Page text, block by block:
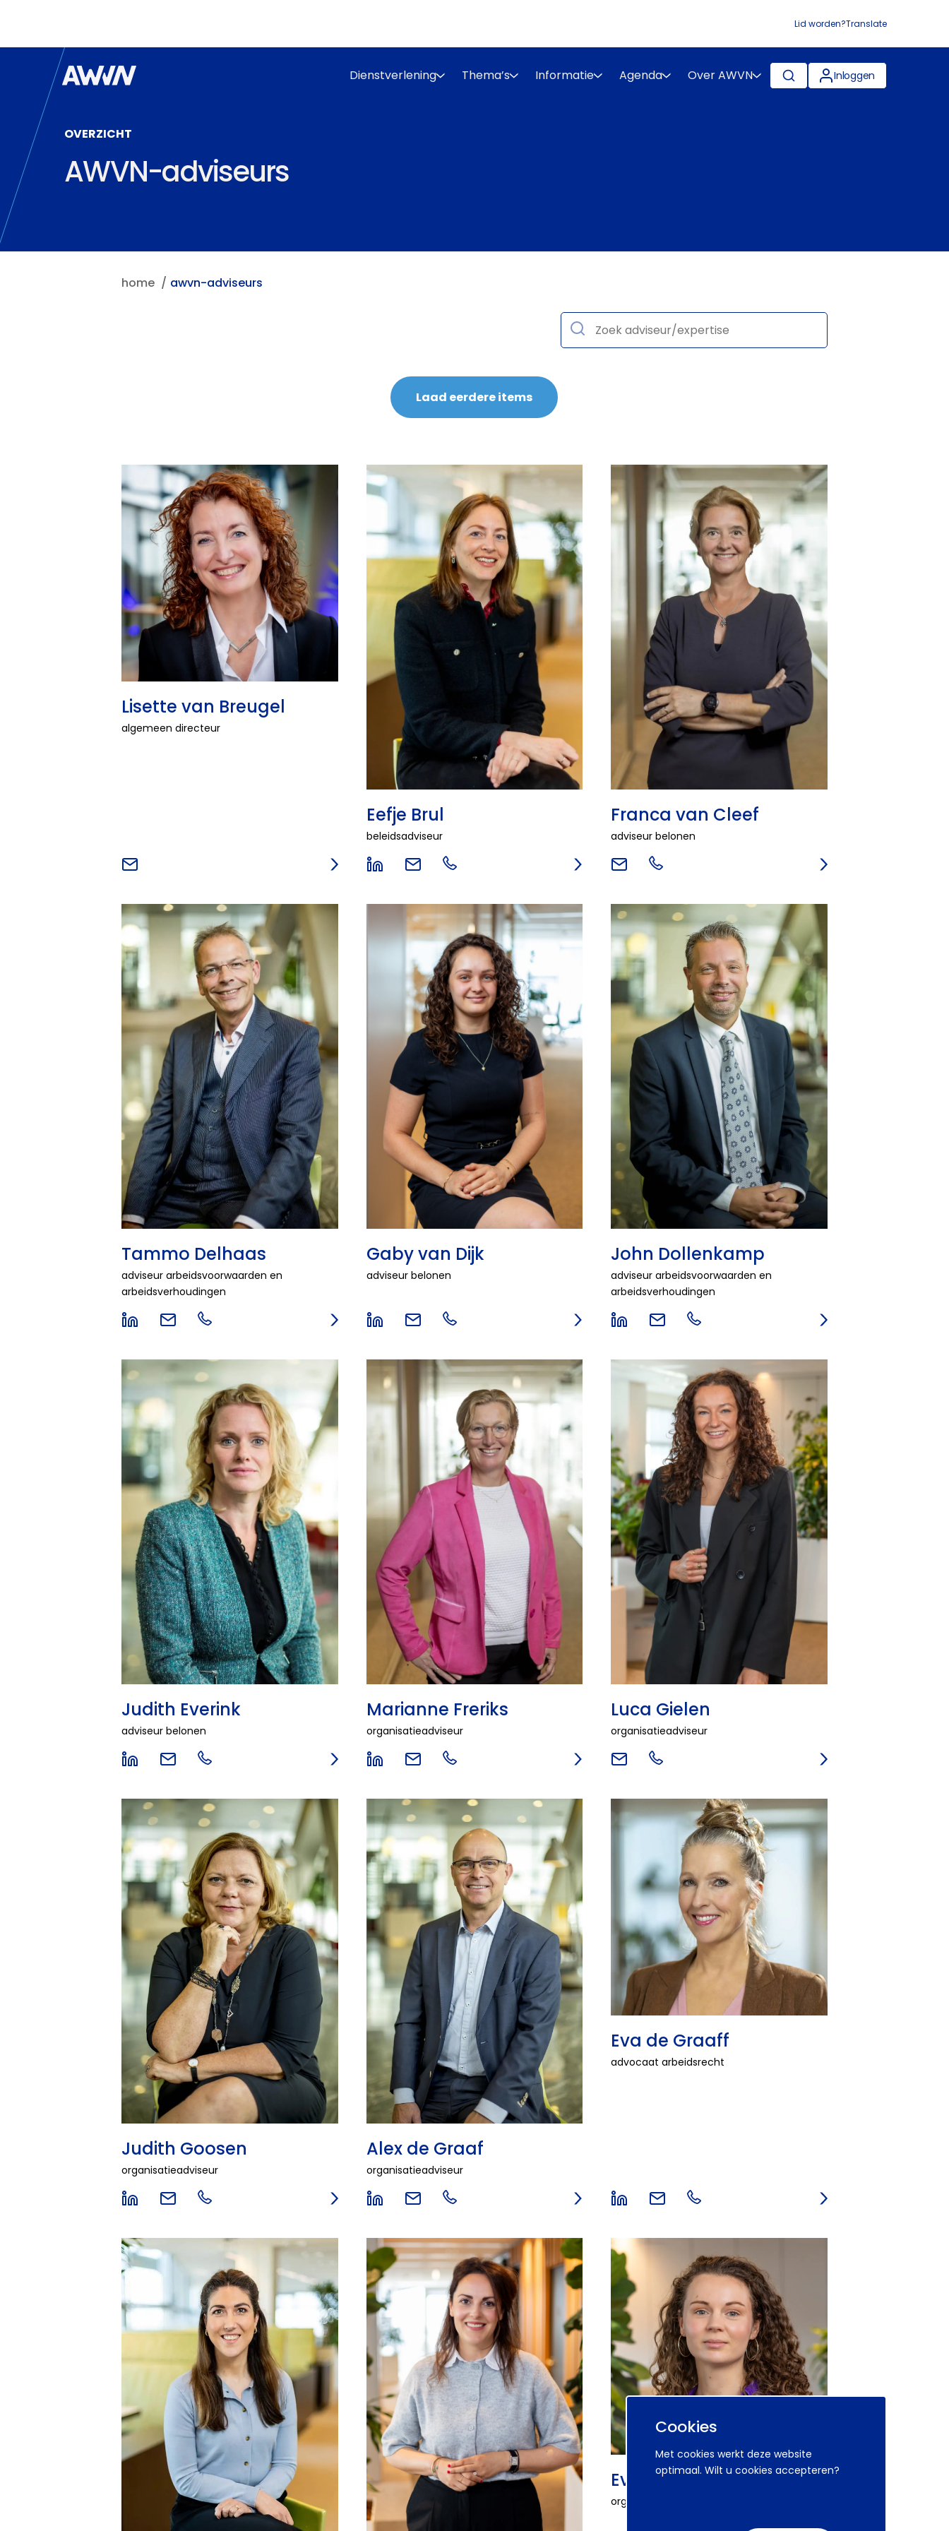
Cookies
Met cookies werkt deze website
optimaal. Wilt u cookies accepteren?
Lid worden?Translate
Dienstverlening Thema’s Informatie Agenda Over AWVN Inloggen
OVERZICHT
AWVN-adviseurs
home awvn-adviseurs
Laad eerdere items
Lisette van Breugel
algemeen directeur
Eefje Brul
beleidsadviseur
Franca van Cleef
adviseur belonen
Tammo Delhaas
adviseur arbeidsvoorwaarden en
arbeidsverhoudingen
Gaby van Dijk
adviseur belonen
John Dollenkamp
adviseur arbeidsvoorwaarden en
arbeidsverhoudingen
Judith Everink
adviseur belonen
Marianne Freriks
organisatieadviseur
Luca Gielen
organisatieadviseur
Judith Goosen
organisatieadviseur
Alex de Graaf
organisatieadviseur
Eva de Graaff
advocaat arbeidsrecht
Eva Haanraadts
organisatieadviseur